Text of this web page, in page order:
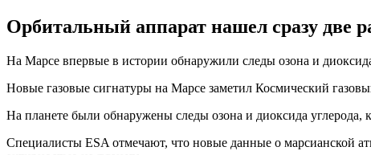
Орбитальный аппарат нашел сразу две
На Марсе впервые в истории обнаружили следы озона и
Новые газовые сигнатуры на Марсе заметил Космический
На планете были обнаружены следы озона и диоксида углерода,
Специалисты ESA отмечают, что новые данные о марсианской